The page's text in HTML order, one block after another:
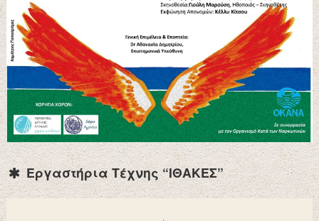
Εργαστήρια Τέχνης “ΙΘΑΚΕΣ”